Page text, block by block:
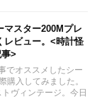
マスター200Mプレ
レビュー。<時計怪
>
でオススメしたシー
購入してみました。
ヴィンテージ。今日